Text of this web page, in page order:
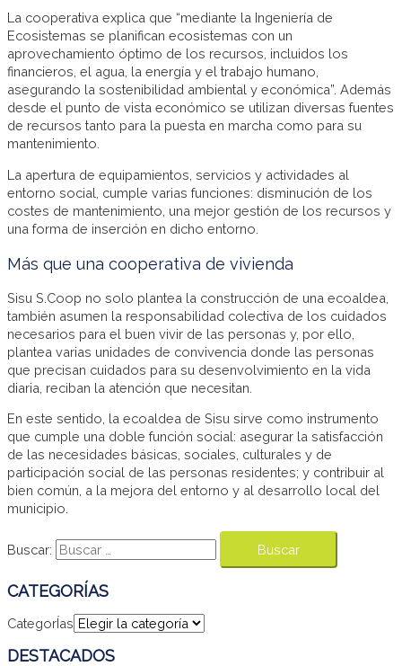
La cooperativa explica que “mediante la Ingeniería de
Ecosistemas se planifican ecosistemas con un
aprovechamiento óptimo de los recursos, incluidos los
financieros, el agua, la energía y el trabajo humano,
asegurando la sostenibilidad ambiental y económica”. Además
desde el punto de vista económico se utilizan diversas fuentes
de recursos tanto para la puesta en marcha como para su
mantenimiento.
La apertura de equipamientos, servicios y actividades al
entorno social, cumple varias funciones: disminución de los
costes de mantenimiento, una mejor gestión de los recursos y
una forma de inserción en dicho entorno.
Más que una cooperativa de vivienda
Sisu S.Coop no solo plantea la construcción de una ecoaldea,
también asumen la responsabilidad colectiva de los cuidados
necesarios para el buen vivir de las personas y, por ello,
plantea varias unidades de convivencia donde las personas
que precisan cuidados para su desenvolvimiento en la vida
diaria, reciban la atención que necesitan.
En este sentido, la ecoaldea de Sisu sirve como instrumento
que cumple una doble función social: asegurar la satisfacción
de las necesidades básicas, sociales, culturales y de
participación social de las personas residentes; y contribuir al
bien común, a la mejora del entorno y al desarrollo local del
municipio.
Buscar:
CATEGORÍAS
CategorÍas
DESTACADOS